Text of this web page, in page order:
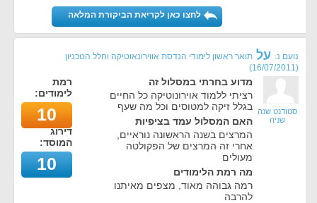
לחצו כאן לקריאת הביקורת המלאה
נועם נ. על תואר ראשון לימודי הנדסת אווירונאוטיקה וחלל הטכניון
(
16/07/2011
)
סטודנט שנה
שניה
מדוע בחרתי במסלול זה
רציתי ללמוד אוירונוטיקה כל החיים
בגלל זיקה למטוסים וכל מה שעף
האם המסלול עמד בציפיות
המרצים בשנה הראשונה נוראיים,
אחרי זה המרצים של הפקולטה
מעולים
מה רמת הלימודים
רמה גבוהה מאוד, מצפים מאיתנו
להרבה
רמת
לימודים:
10
דירוג
המוסד:
10